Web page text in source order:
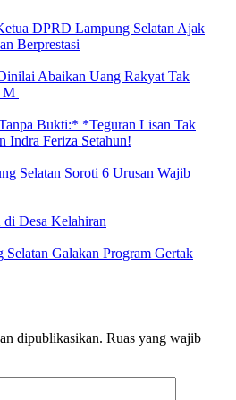
DPRD Lampung Selatan Ajak
Berprestasi
Abaikan Uang Rakyat Tak
Bukti:* *Teguran Lisan Tak
Feriza Setahun!
Selatan Soroti 6 Urusan Wajib
Desa Kelahiran
Galakan Program Gertak
dipublikasikan. Ruas yang wajib